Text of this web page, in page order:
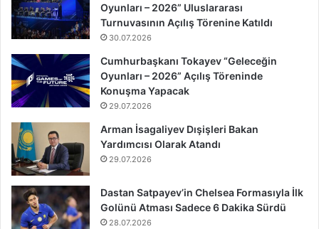
Oyunları – 2026” Uluslararası
Turnuvasının Açılış Törenine Katıldı
30.07.2026
Cumhurbaşkanı Tokayev “Geleceğin
Oyunları – 2026” Açılış Töreninde
Konuşma Yapacak
29.07.2026
Arman İsagaliyev Dışişleri Bakan
Yardımcısı Olarak Atandı
29.07.2026
Dastan Satpayev’in Chelsea Formasıyla İlk
Golünü Atması Sadece 6 Dakika Sürdü
28.07.2026